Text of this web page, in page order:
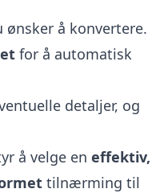
ønsker å konvertere.
for å automatisk
detaljer, og
å velge en effektiv,
tilnærming til